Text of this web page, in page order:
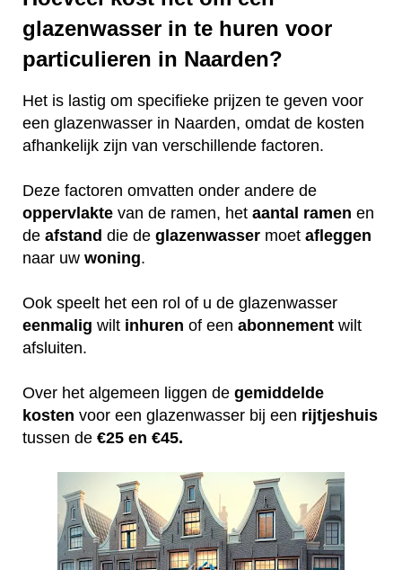
glazenwasser in te huren voor
particulieren in Naarden?
Het is lastig om specifieke prijzen te geven voor
een glazenwasser in Naarden, omdat de kosten
afhankelijk zijn van verschillende factoren.
Deze factoren omvatten onder andere de
oppervlakte van de ramen, het aantal ramen en
de afstand die de glazenwasser moet afleggen
naar uw woning.
Ook speelt het een rol of u de glazenwasser
eenmalig wilt inhuren of een abonnement wilt
afsluiten.
Over het algemeen liggen de gemiddelde
kosten voor een glazenwasser bij een rijtjeshuis
tussen de €25 en €45.